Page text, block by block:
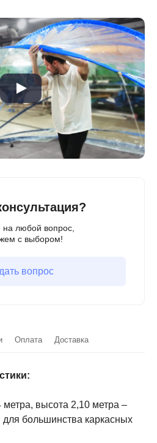
Оплата Доставка
метра, высота 2,10 метра –
большинства каркасных
на любой вопрос,
с выбором!
вопрос